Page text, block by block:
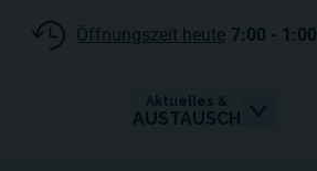
Aktuelles &
AUSTAUSCH
Öffnungszeit heute 7:00 - 1:00